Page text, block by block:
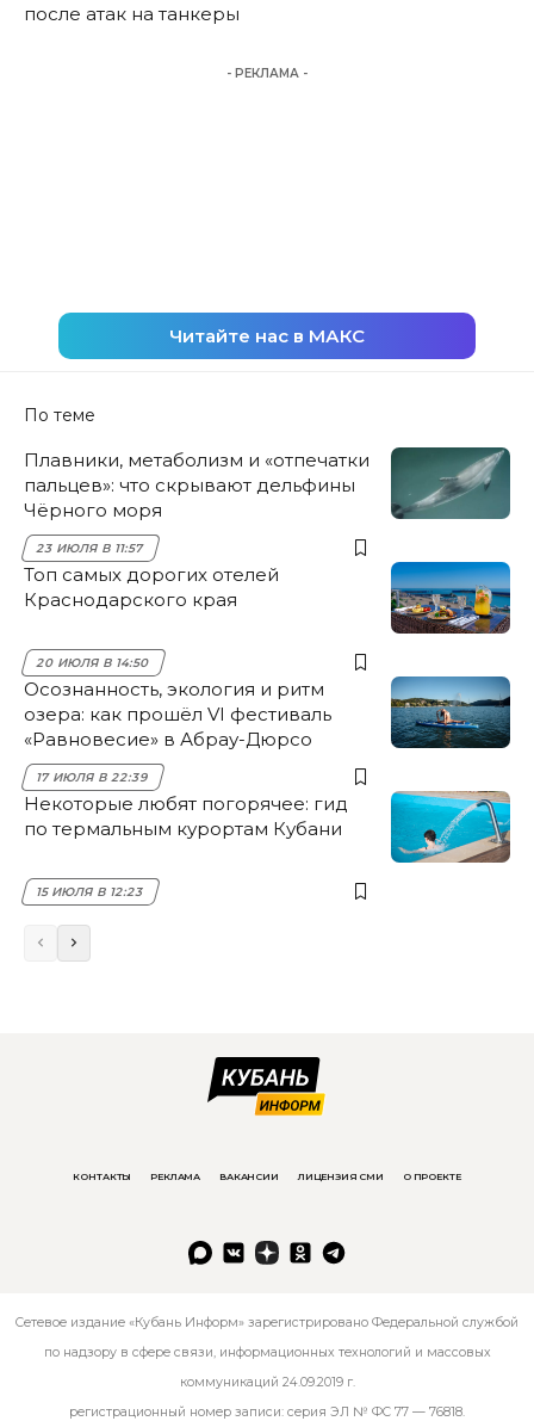
после атак на танкеры
- РЕКЛАМА -
Читайте нас в МАКС
По теме
Плавники, метаболизм и «отпечатки
пальцев»: что скрывают дельфины
Чёрного моря
23 ИЮЛЯ В 11:57
Топ самых дорогих отелей
Краснодарского края
20 ИЮЛЯ В 14:50
Осознанность, экология и ритм
озера: как прошёл VI фестиваль
«Равновесие» в Абрау-Дюрсо
17 ИЮЛЯ В 22:39
Некоторые любят погорячее: гид
по термальным курортам Кубани
15 ИЮЛЯ В 12:23
КОНТАКТЫ РЕКЛАМА ВАКАНСИИ ЛИЦЕНЗИЯ СМИ О ПРОЕКТЕ
Сетевое издание «Кубань Информ» зарегистрировано Федеральной службой
по надзору в сфере связи, информационных технологий и массовых
коммуникаций 24.09.2019 г.
регистрационный номер записи: серия ЭЛ № ФС 77 — 76818.